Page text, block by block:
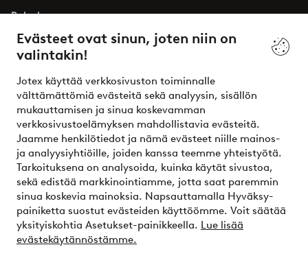
Evästeet ovat sinun, joten niin on
valintakin!
Jotex käyttää verkkosivuston toiminnalle
välttämättömiä evästeitä sekä analyysin, sisällön
mukauttamisen ja sinua koskevamman
verkkosivustoelämyksen mahdollistavia evästeitä.
Jaamme henkilötiedot ja nämä evästeet niille mainos-
ja analyysiyhtiöille, joiden kanssa teemme yhteistyötä.
Tarkoituksena on analysoida, kuinka käytät sivustoa,
sekä edistää markkinointiamme, jotta saat paremmin
sinua koskevia mainoksia. Napsauttamalla Hyväksy-
painiketta suostut evästeiden käyttöömme. Voit säätää
yksityiskohtia Asetukset-painikkeella. Lue lisää
evästekäytännöstämme.
Palvelumme
Ehdot
Ystävät
Turvalliset maksut – maksa nyt tai erissä
Haluatko tietää lisää maksuvaihtoehdoistamme?
elpy